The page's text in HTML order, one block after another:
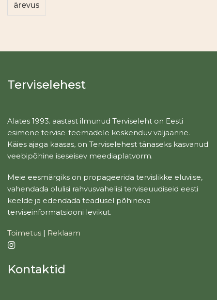
ärevus
Terviselehest
Alates 1993. aastast ilmunud Terviseleht on Eesti
esimene tervise-teemadele keskenduv väljaanne.
Käies ajaga kaasas, on Terviselehest tänaseks kasvanud
veebipõhine iseseisev meediaplatvorm.
Meie eesmärgiks on propageerida tervislikke eluviise,
vahendada olulisi rahvusvahelisi terviseuudiseid eesti
keelde ja edendada teadusel põhineva
terviseinformatsiooni levikut.
Toimetus | Reklaam
Kontaktid